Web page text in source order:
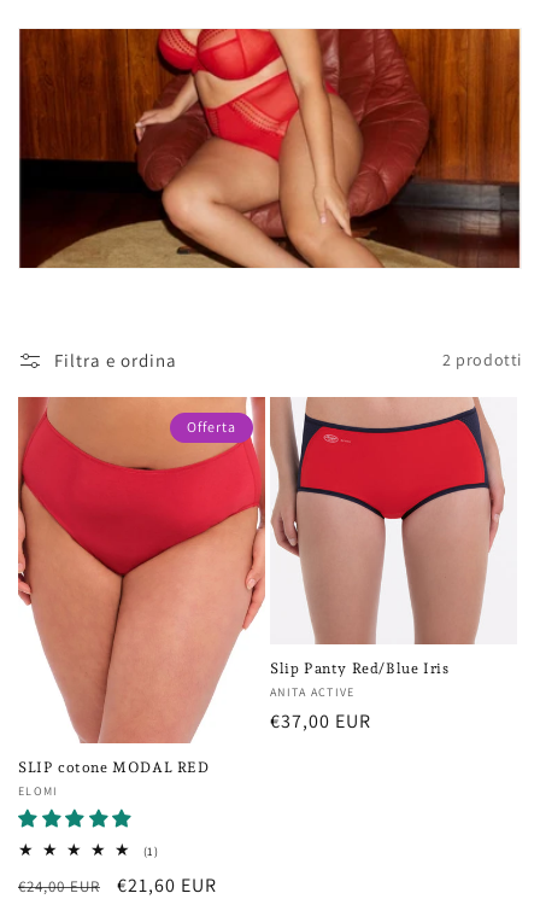
Filtra e ordina 2 prodotti
Offerta
SLIP cotone MODAL RED
Fornitore:
ELOMI
(1)1
totali
Prezzo
€24,00 EUR
Prezzo
€21,60 EUR
Slip Panty Red/Blue Iris
Fornitore:
ANITA ACTIVE
Prezzo
€37,00 EUR